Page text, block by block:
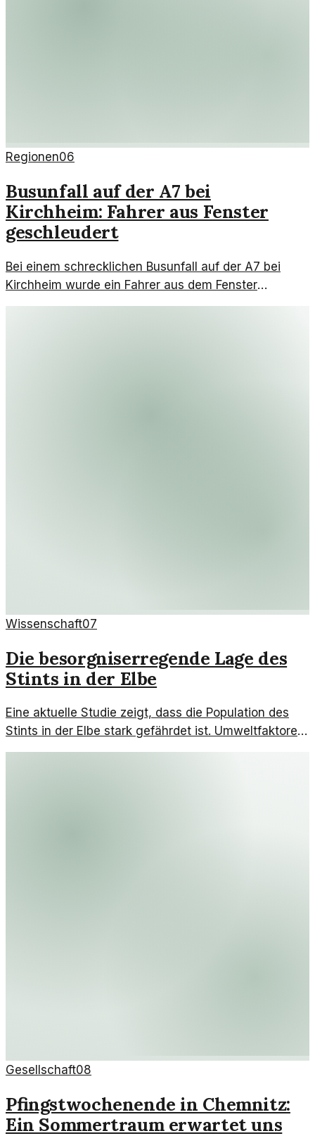
Regionen06
Busunfall auf der A7 bei
Kirchheim: Fahrer aus Fenster
geschleudert
Bei einem schrecklichen Busunfall auf der A7 bei
Kirchheim wurde ein Fahrer aus dem Fenster
geschleudert. Jetzt stehen die Hintergründe und
Wissenschaft07
Die besorgniserregende Lage des
Stints in der Elbe
Eine aktuelle Studie zeigt, dass die Population des
Stints in der Elbe stark gefährdet ist. Umweltfaktoren
und menschliche Einflussnahme spielen dabei eine
Gesellschaft08
Pfingstwochenende in Chemnitz:
Ein Sommertraum erwartet uns